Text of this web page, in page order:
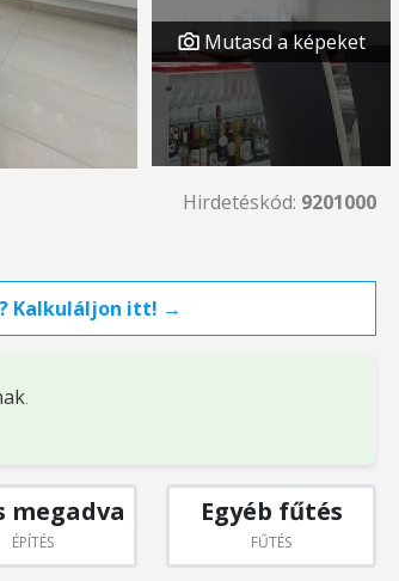
Mutasd a képeket
Hirdetéskód: 9201000
Kalkuláljon itt! →
.
megadva
ÉPÍTÉS
Egyéb fűtés
FŰTÉS